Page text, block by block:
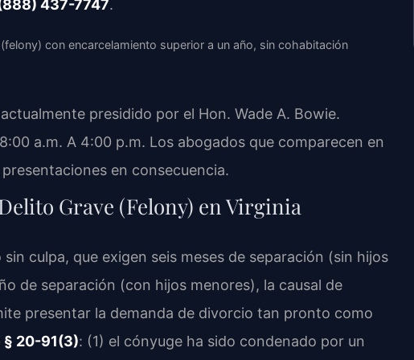
437-7747.
con encarcelamiento superior a un año, sin cohabitación
presidido por el Hon. Wade A. Bowie.
a.m. A 4:00 p.m. Los abogados que comparecen en
en consecuencia.
Grave (Felony) en Virginia
culpa, que exigen seis meses de separación (sin hijos
de separación (con hijos menores), la causal de
presentar la demanda de divorcio tan pronto como
§ 20-91(3): (1) el cónyuge ha sido condenado por un